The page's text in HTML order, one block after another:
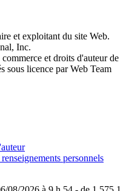
et exploitant du site Web.
Inc.
et droits d'auteur de
sous licence par Web Team
personnels